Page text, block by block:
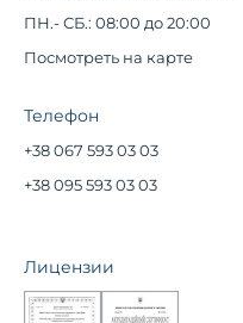
ПН.- СБ.: 08:00 до 20:00
Посмотреть на карте
Телефон
+38 067 593 03 03
+38 095 593 03 03
Лицензии